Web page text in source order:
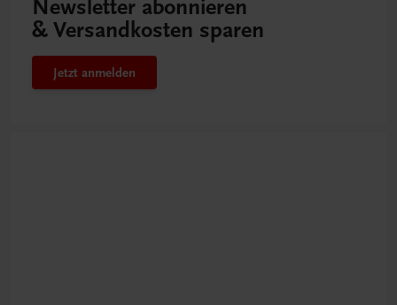
Newsletter abonnieren
& Versandkosten sparen
Jetzt anmelden